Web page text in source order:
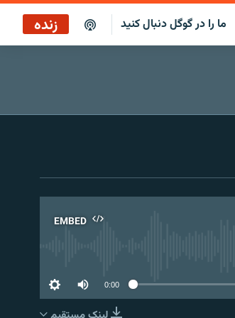
ما را در گوگل دنبال کنید زنده
EMBED
0:00